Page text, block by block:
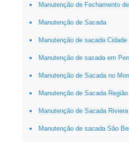
Manutenção de Fechamento
Manutenção de Sacada
Manutenção de sacada Cidade
Manutenção de sacada em
Manutenção de Sacada no
Manutenção de Sacada Região
Manutenção de Sacada
Manutenção de sacada São